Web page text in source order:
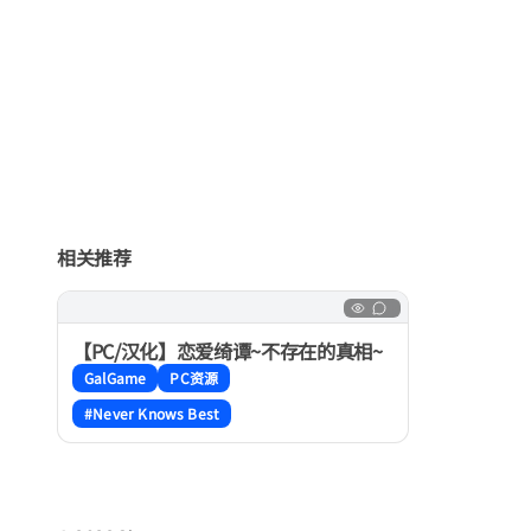
相关推荐
【PC/汉化】恋爱绮谭~不存在的真相~
GalGame
PC资源
#Never Knows Best